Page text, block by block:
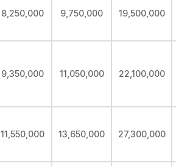
8,250,000 9,750,000 19,500,000
9,350,000 11,050,000 22,100,000
11,550,000 13,650,000 27,300,000